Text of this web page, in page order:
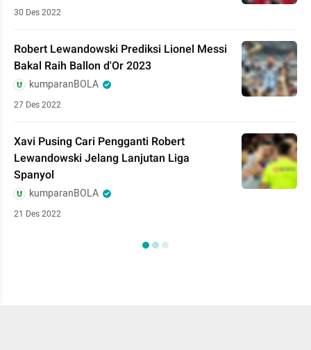
30 Des 2022
Robert Lewandowski Prediksi Lionel Messi
Bakal Raih Ballon d'Or 2023
kumparanBOLA
27 Des 2022
Xavi Pusing Cari Pengganti Robert
Lewandowski Jelang Lanjutan Liga
Spanyol
kumparanBOLA
21 Des 2022